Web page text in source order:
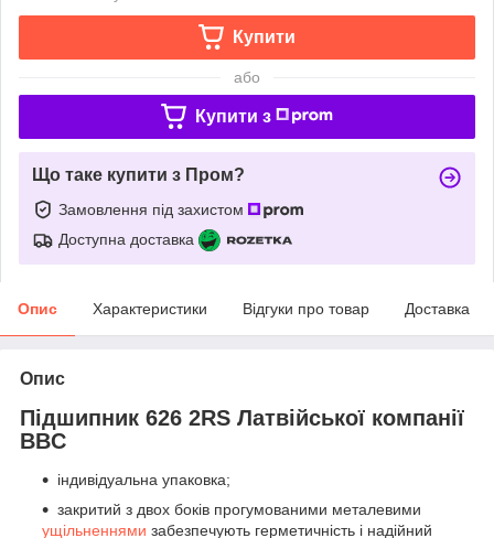
Купити
або
Купити з
Що таке купити з Пром?
Замовлення під захистом
Доступна доставка
Опис Характеристики Відгуки про товар Доставка
Опис
Підшипник 626 2RS Латвійської компанії
BBC
індивідуальна упаковка;
закритий з двох боків прогумованими металевими
ущільненнями забезпечують герметичність і надійний